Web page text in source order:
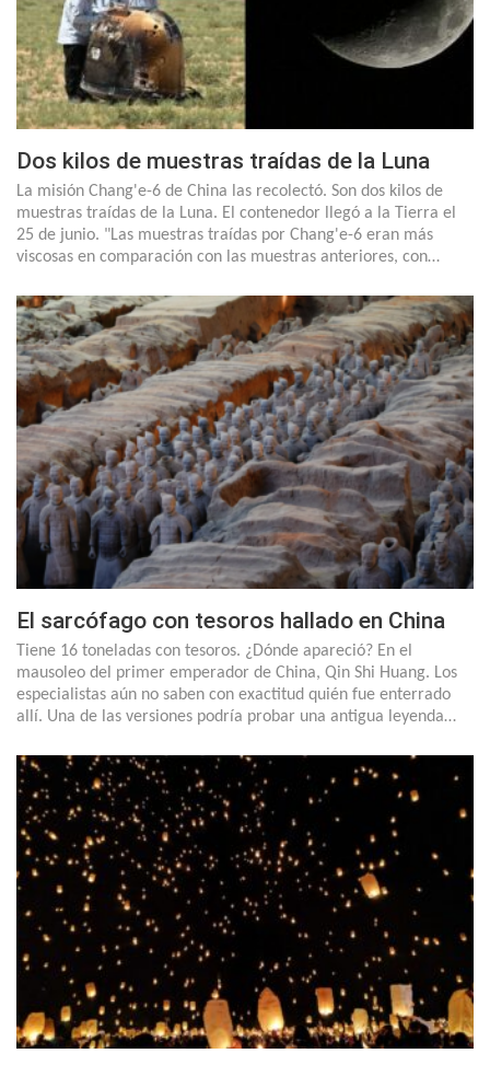
Dos kilos de muestras traídas de la Luna
La misión Chang'e-6 de China las recolectó. Son dos kilos de
muestras traídas de la Luna. El contenedor llegó a la Tierra el
25 de junio. "Las muestras traídas por Chang'e-6 eran más
viscosas en comparación con las muestras anteriores, con…
El sarcófago con tesoros hallado en China
Tiene 16 toneladas con tesoros. ¿Dónde apareció? En el
mausoleo del primer emperador de China, Qin Shi Huang. Los
especialistas aún no saben con exactitud quién fue enterrado
allí. Una de las versiones podría probar una antigua leyenda…